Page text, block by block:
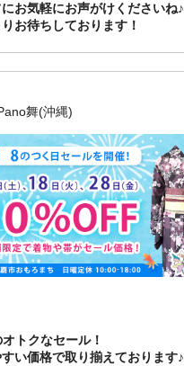
お気軽にお声がけくださいね♪
お待ちしております！
舞(沖縄)
トクなセール！
い価格で取り揃えております♪